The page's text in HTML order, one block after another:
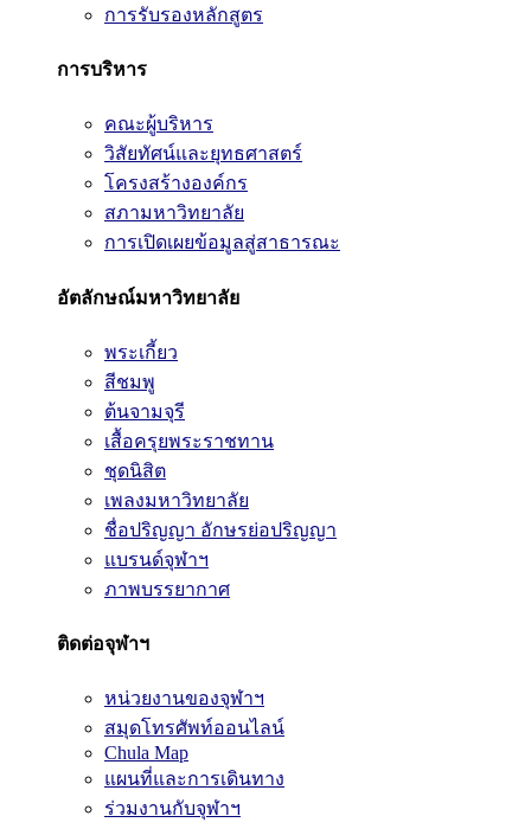
การรับรองหลักสูตร
การบริหาร
คณะผู้บริหาร
วิสัยทัศน์และยุทธศาสตร์
โครงสร้างองค์กร
สภามหาวิทยาลัย
การเปิดเผยข้อมูลสู่สาธารณะ
อัตลักษณ์มหาวิทยาลัย
พระเกี้ยว
สีชมพู
ต้นจามจุรี
เสื้อครุยพระราชทาน
ชุดนิสิต
เพลงมหาวิทยาลัย
ชื่อปริญญา อักษรย่อปริญญา
แบรนด์จุฬาฯ
ภาพบรรยากาศ
ติดต่อจุฬาฯ
หน่วยงานของจุฬาฯ
สมุดโทรศัพท์ออนไลน์
Chula Map
แผนที่และการเดินทาง
ร่วมงานกับจุฬาฯ